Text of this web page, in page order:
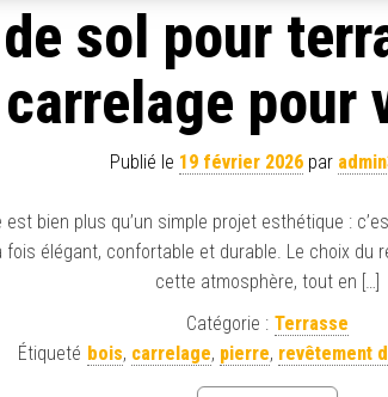
sol pour
pour
Publié le 19 février 2026par
bien plus qu’un simple projet esthétique :
fois élégant, confortable et durable. Le choix
cette atmosphère, tout en […]
Catégorie : Terrasse
Étiqueté bois, carrelage, pierre, revêtement